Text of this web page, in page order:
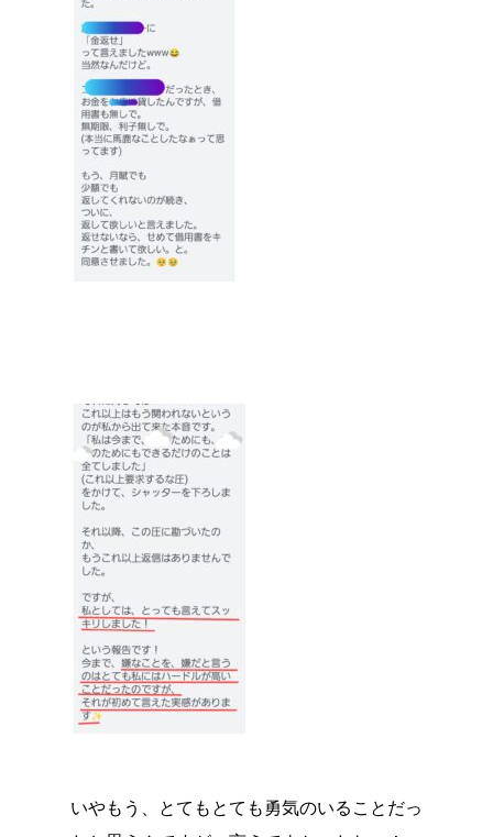
いやもう、とてもとても勇気のいることだっ